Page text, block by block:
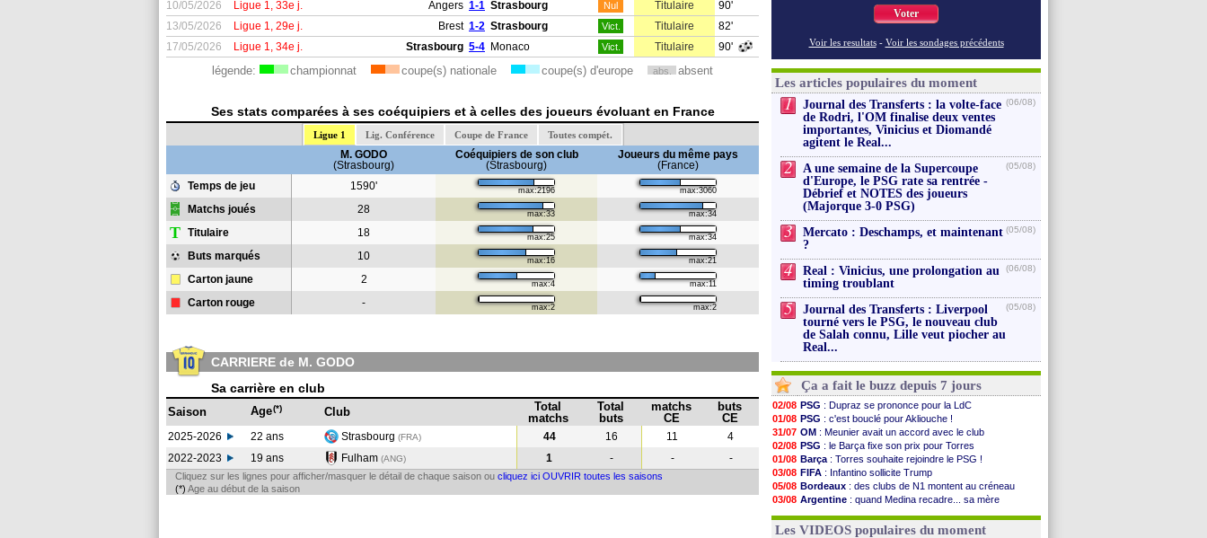
10/05/2026
Ligue 1, 33e j. Angers 1-1 Strasbourg Nul Titulaire
90'
13/05/2026
Ligue 1, 29e j. Brest 1-2 Strasbourg Vict. Titulaire
82'
17/05/2026
Ligue 1, 34e j. Strasbourg 5-4 Monaco Vict. Titulaire 90'
légende: championnat coupe(s) nationale coupe(s) d'europe abs. absent
Ses stats comparées à ses coéquipiers et à celles des joueurs évoluant en France
Ligue 1 Lig. Conférence Coupe de France Toutes compét.
M. GODO
(Strasbourg)
Coéquipiers de son club
(Strasbourg)
Joueurs du même pays
(France)
Temps de jeu
1590' max:2196 max:3060
Matchs joués 28 max:33 max:34
T Titulaire 18 max:25 max:34
Buts marqués 10 max:16 max:21
Carton jaune 2 max:4 max:11
Carton rouge - max:2 max:2
CARRIERE de M. GODO
Sa carrière en club
Saison Age(*) Club
Total
matchs
Total
buts
matchs
CE
buts
CE
2025-2026 22 ans Strasbourg (FRA) 44 16 11
4
2022-2023
19 ans Fulham (ANG) 1 - - -
Cliquez sur les lignes pour afficher/masquer le détail de chaque saison ou cliquez ici OUVRIR toutes les saisons
(*) Age au début de la saison
Voter
Voir les resultats - Voir les sondages précédents
Les articles populaires du moment
1
Journal des Transferts : la volte-face
de Rodri, l'OM finalise deux ventes
importantes, Vinicius et Diomandé
agitent le Real...
(06/08)
2
A une semaine de la Supercoupe
d'Europe, le PSG rate sa rentrée -
Débrief et NOTES des joueurs
(Majorque 3-0 PSG)
(05/08)
3
Mercato : Deschamps, et maintenant
?
(05/08)
4
Real : Vinicius, une prolongation au
timing troublant
(06/08)
5
Journal des Transferts : Liverpool
tourné vers le PSG, le nouveau club
de Salah connu, Lille veut piocher au
Real...
(05/08)
Ça a fait le buzz depuis 7 jours
02/08 PSG : Dupraz se prononce pour la LdC
01/08 PSG : c'est bouclé pour Akliouche !
31/07 OM : Meunier avait un accord avec le club
02/08 PSG : le Barça fixe son prix pour Torres
01/08 Barça : Torres souhaite rejoindre le PSG !
03/08 FIFA : Infantino sollicite Trump
05/08 Bordeaux : des clubs de N1 montent au créneau
03/08 Argentine : quand Medina recadre... sa mère
03/08 OM: Paixão attire un 2e club anglais
Les VIDEOS populaires du moment